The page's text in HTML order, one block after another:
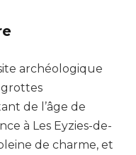
archéologique
grottes
de l’âge de
à Les Eyzies-de-
de charme, et